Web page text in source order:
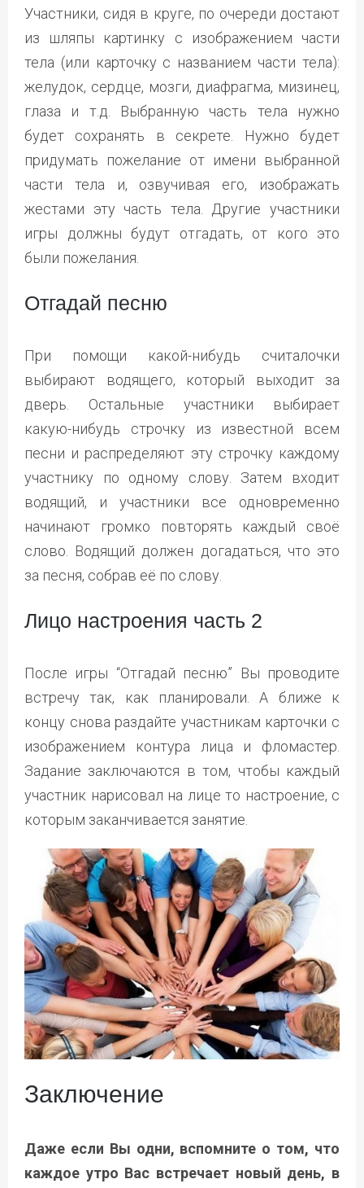
Участники, сидя в круге, по очереди достают
из шляпы картинку с изображением части
тела (или карточку с названием части тела):
желудок, сердце, мозги, диафрагма, мизинец,
глаза и т.д. Выбранную часть тела нужно
будет сохранять в секрете. Нужно будет
придумать пожелание от имени выбранной
части тела и, озвучивая его, изображать
жестами эту часть тела. Другие участники
игры должны будут отгадать, от кого это
были пожелания.
Отгадай песню
При помощи какой-нибудь считалочки
выбирают водящего, который выходит за
дверь. Остальные участники выбирает
какую-нибудь строчку из известной всем
песни и распределяют эту строчку каждому
участнику по одному слову. Затем входит
водящий, и участники все одновременно
начинают громко повторять каждый своё
слово. Водящий должен догадаться, что это
за песня, собрав её по слову.
Лицо настроения часть 2
После игры “Отгадай песню” Вы проводите
встречу так, как планировали. А ближе к
концу снова раздайте участникам карточки с
изображением контура лица и фломастер.
Задание заключаются в том, чтобы каждый
участник нарисовал на лице то настроение, с
которым заканчивается занятие.
Заключение
Даже если Вы одни, вспомните о том, что
каждое утро Вас встречает новый день, в